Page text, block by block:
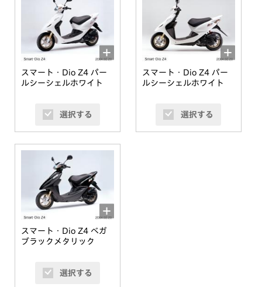
スマート・Dio Z4 パー
ルシーシェルホワイト
選択する
スマート・Dio Z4 パー
ルシーシェルホワイト
選択する
スマート・Dio Z4 べガ
ブラックメタリック
選択する